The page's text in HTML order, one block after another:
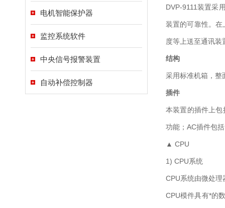
电机智能保护器
监控系统软件
中央信号报警装置
自动补偿控制器
DVP-9111装置采
装置的可靠性。
度等上送至通讯
结构
采用标准机箱，整
插件
本装置的插件上
功能；AC插件包
▲ CPU
1) CPU系统
CPU系统由微处
CPU模件具有*的